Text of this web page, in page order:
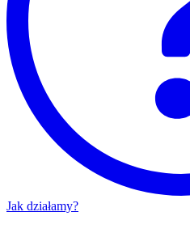
Jak działamy?